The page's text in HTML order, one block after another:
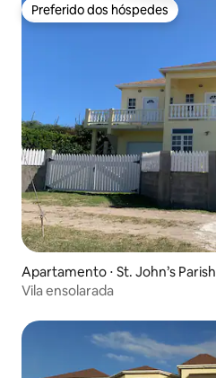
Preferido dos hóspedes
Preferido dos hóspedes
Apartamento ⋅ St. John’s Parish
Vila ensolarada